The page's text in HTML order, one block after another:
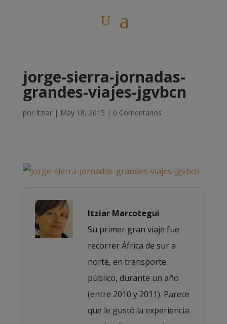
jorge-sierra-jornadas-
grandes-viajes-jgvbcn
por Itziar| May 18, 2015 | 0 Comentarios
Itziar Marcotegui
Su primer gran viaje fue
recorrer África de sur a
norte, en transporte
público, durante un año
(entre 2010 y 2011). Parece
que le gustó la experiencia